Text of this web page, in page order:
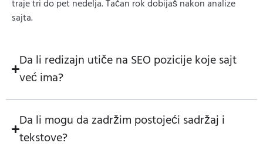
traje tri do pet nedelja. Tačan rok dobijaš nakon analize
sajta.
Da li redizajn utiče na SEO pozicije koje sajt
već ima?
Da li mogu da zadržim postojeći sadržaj i
tekstove?